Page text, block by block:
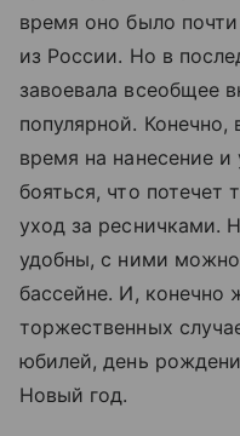
время оно было
из России. Но в
завоевала всеобщее
популярной. Конечно,
время на нанесение
бояться, что потечет
уход за ресничками.
удобны, с ними можно
бассейне. И, конечно
торжественных
юбилей, день
Новый год.